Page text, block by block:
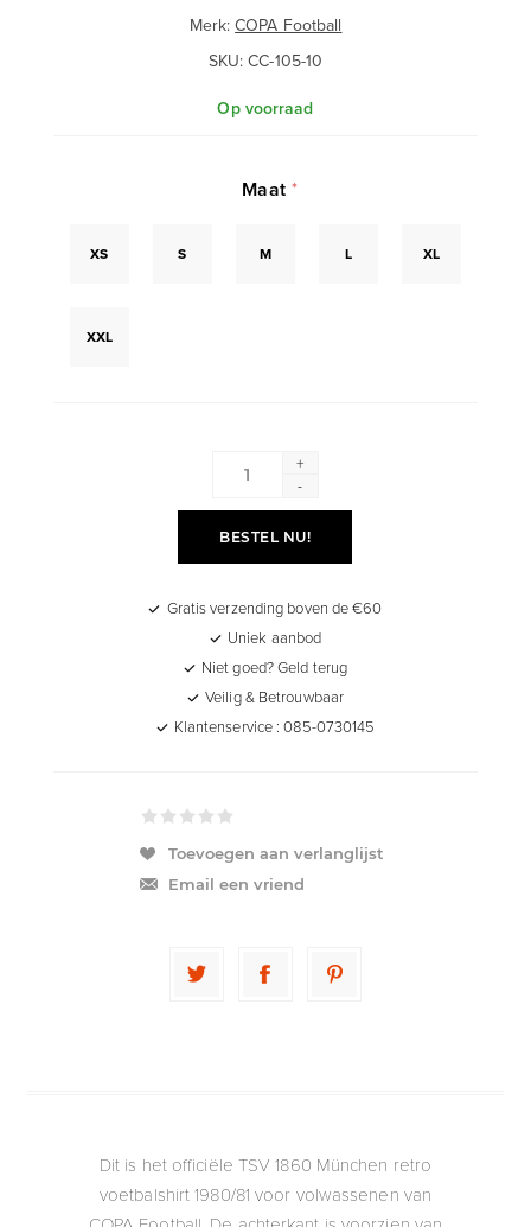
Merk: COPA Football
SKU: CC-105-10
Op voorraad
Maat*
XS S M L XL
XXL
+
-
BESTEL NU!
Gratis verzending boven de €60
Uniek aanbod
Niet goed? Geld terug
Veilig & Betrouwbaar
Klantenservice : 085-0730145
Toevoegen aan verlanglijst
Email een vriend
Dit is het officiële TSV 1860 München retro
voetbalshirt 1980/81 voor volwassenen van